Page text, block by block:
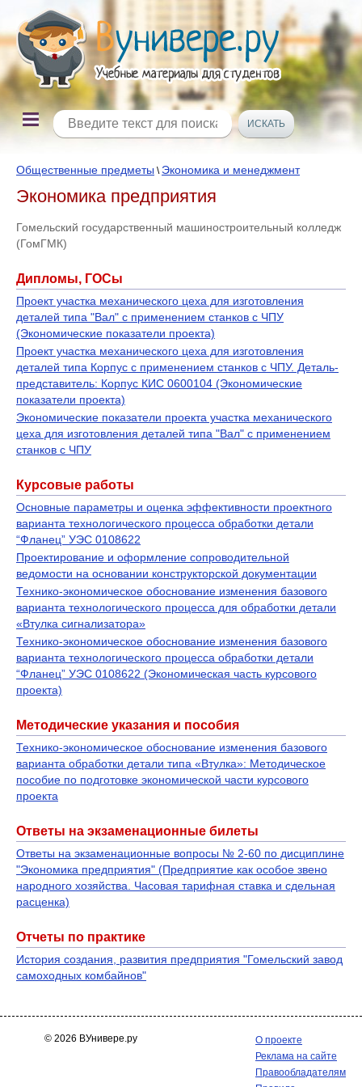
Общественные предметы \ Экономика и менеджмент
Экономика предприятия
Гомельский государственный машиностроительный колледж
(ГомГМК)
Дипломы, ГОСы
Проект участка механического цеха для изготовления
деталей типа "Вал" с применением станков с ЧПУ
(Экономические показатели проекта)
Проект участка механического цеха для изготовления
деталей типа Корпус с применением станков с ЧПУ. Деталь-
представитель: Корпус КИС 0600104 (Экономические
показатели проекта)
Экономические показатели проекта участка механического
цеха для изготовления деталей типа "Вал" с применением
станков с ЧПУ
Курсовые работы
Основные параметры и оценка эффективности проектного
варианта технологического процесса обработки детали
“Фланец” УЭС 0108622
Проектирование и оформление сопроводительной
ведомости на основании конструкторской документации
Технико-экономическое обоснование изменения базового
варианта технологического процесса для обработки детали
«Втулка сигнализатора»
Технико-экономическое обоснование изменения базового
варианта технологического процесса обработки детали
“Фланец” УЭС 0108622 (Экономическая часть курсового
проекта)
Методические указания и пособия
Технико-экономическое обоснование изменения базового
варианта обработки детали типа «Втулка»: Методическое
пособие по подготовке экономической части курсового
проекта
Ответы на экзаменационные билеты
Ответы на экзаменационные вопросы № 2-60 по дисциплине
"Экономика предприятия" (Предприятие как особое звено
народного хозяйства. Часовая тарифная ставка и сдельная
расценка)
Отчеты по практике
История создания, развития предприятия "Гомельский завод
самоходных комбайнов"
© 2026 ВУнивере.ру
О проекте
Реклама на сайте
Правообладателям